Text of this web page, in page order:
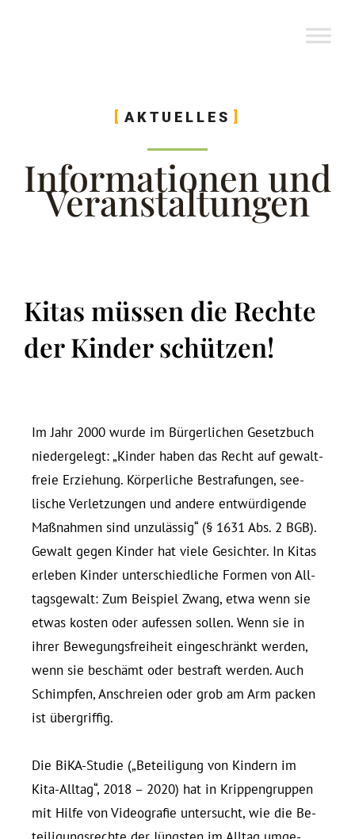
AKTUELLES
Informationen und
Veranstaltungen
Kitas müssen die Rechte
der Kinder schützen!
Im Jahr 2000 wurde im Bürgerlichen Ge­setzbuch
nie­der­gelegt: „Kinder haben das Recht auf ge­walt­
freie Er­ziehung. Körperliche Be­stra­fungen, see­
lische Ver­let­zungen und andere entwürdigende
Maß­nahmen sind unzulässig“ (§ 1631 Abs. 2 BGB).
Gewalt gegen Kinder hat viele Ge­sichter. In Kitas
er­leben Kinder un­ter­schied­liche Formen von All­
tags­gewalt: Zum Bei­spiel Zwang, etwa wenn sie
etwas kosten oder auf­essen sollen. Wenn sie in
ihrer Be­we­gungs­freiheit eingeschränkt werden,
wenn sie beschämt oder be­straft werden. Auch
Schimpfen, An­schreien oder grob am Arm packen
ist übergriffig.
Die BiKA-Studie („Be­tei­ligung von Kindern im
Kita-Alltag“, 2018 – 2020) hat in Krip­pen­gruppen
mit Hilfe von Vi­deo­grafie un­ter­sucht, wie die Be­